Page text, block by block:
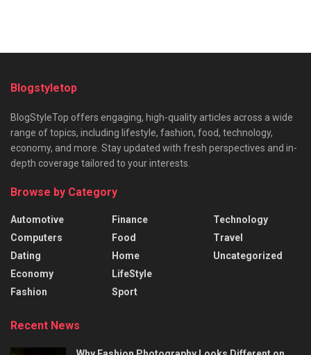
Blogstyletop
BlogStyleTop offers engaging, high-quality articles across a wide
range of topics, including lifestyle, fashion, food, technology,
economy, and more. Stay updated with fresh perspectives and in-
depth coverage tailored to your interests.
Browse by Category
Automotive
Computers
Dating
Economy
Fashion
Finance
Food
Home
LifeStyle
Sport
Technology
Travel
Uncategorized
Recent News